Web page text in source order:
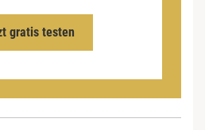
gratis testen